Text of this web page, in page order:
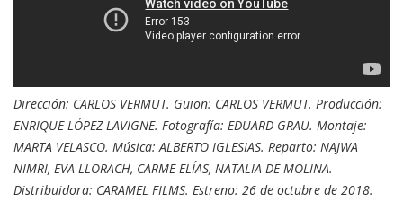
Dirección: CARLOS VERMUT. Guion: CARLOS VERMUT. Producción:
ENRIQUE LÓPEZ LAVIGNE. Fotografía: EDUARD GRAU. Montaje:
MARTA VELASCO. Música: ALBERTO IGLESIAS. Reparto: NAJWA
NIMRI, EVA LLORACH, CARME ELÍAS, NATALIA DE MOLINA.
Distribuidora: CARAMEL FILMS. Estreno: 26 de octubre de 2018.